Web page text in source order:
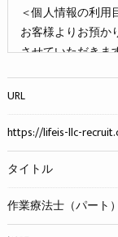
＜個人情報の利用
お客様よりお預か
させていただきま
・本サービスの運
＜個人情報の提供
当店ではお客様の
を除き、
取得した個人情報
＜個人情報の委託
URL
https://lifeis-llc-
タイトル
作業療法士（パート